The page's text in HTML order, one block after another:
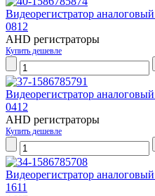
Видеорегистратор
0812
AHD регистраторы
Купить дешевле
Видеорегистратор
0412
AHD регистраторы
Купить дешевле
Видеорегистратор
1611